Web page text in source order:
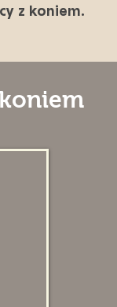
z koniem.